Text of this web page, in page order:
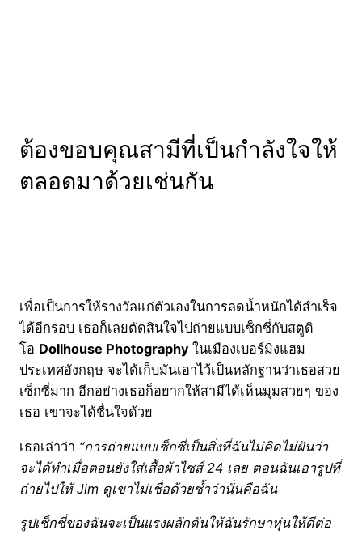
ต้องขอบคุณสามีที่เป็นกำลังใจให้
ตลอดมาด้วยเช่นกัน
เพื่อเป็นการให้รางวัลแก่ตัวเองในการลดน้ำหนักได้สำเร็จ
ได้อีกรอบ เธอก็เลยตัดสินใจไปถ่ายแบบเซ็กซี่กับสตูดิ
โอ Dollhouse Photography ในเมืองเบอร์มิงแฮม
ประเทศอังกฤษ จะได้เก็บมันเอาไว้เป็นหลักฐานว่าเธอสวย
เซ็กซี่มาก อีกอย่างเธอก็อยากให้สามีได้เห็นมุมสวยๆ ของ
เธอ เขาจะได้ชื่นใจด้วย
เธอเล่าว่า “การถ่ายแบบเซ็กซี่เป็นสิ่งที่ฉันไม่คิดไม่ฝันว่า
จะได้ทำเมื่อตอนยังใส่เสื้อผ้าไซส์ 24 เลย ตอนฉันเอารูปที่
ถ่ายไปให้ Jim ดูเขาไม่เชื่อด้วยซ้ำว่านั่นคือฉัน
รูปเซ็กซี่ของฉันจะเป็นแรงผลักดันให้ฉันรักษาหุ่นให้ดีต่อ